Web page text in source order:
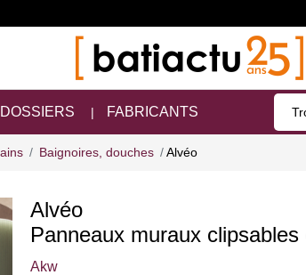
DOSSIERS FABRICANTS
Baignoires, douches Alvéo
Alvéo
Panneaux muraux clipsables
Akw